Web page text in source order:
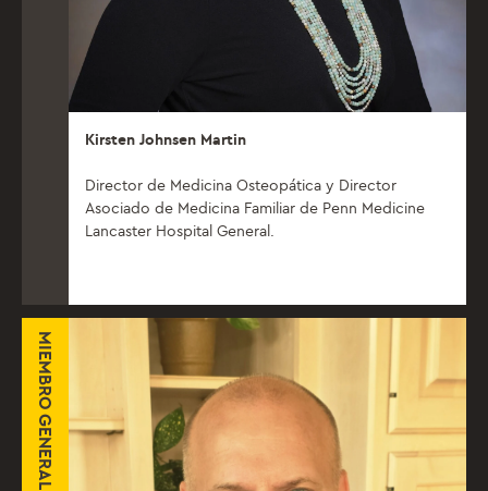
Kirsten Johnsen Martin
Director de Medicina Osteopática y Director
Asociado de Medicina Familiar de Penn Medicine
Lancaster Hospital General.
MIEMBRO GENERAL